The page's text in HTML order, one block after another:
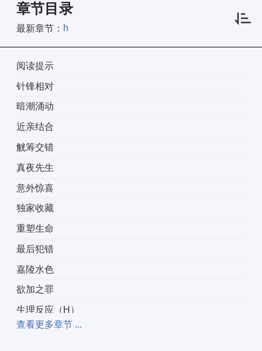
章节目录
最新章节： h
阅读提示
针锋相对
暗潮涌动
近亲结合
觥筹交错
真夜先生
意外惊喜
独家收藏
重塑生命
最后犯错
嘉陵水色
欲加之罪
生理反应（H）
封建王朝
查看更多章节 ...